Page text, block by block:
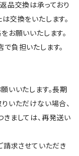
品交換は承っており
交換をいたします。
お願いいたします。
負担いたします。
いいたします。長期
いただけない場合、
ましては、再発送い
請求させていただき